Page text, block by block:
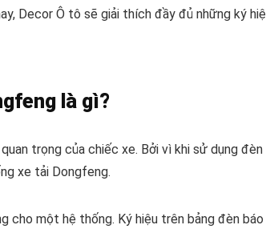
Decor Ô tô sẽ giải thích đầy đủ những ký
là gì?
trọng của chiếc xe. Bởi vì khi sử dụng đèn
xe tải Dongfeng.
cho một hệ thống. Ký hiệu trên bảng đèn báo